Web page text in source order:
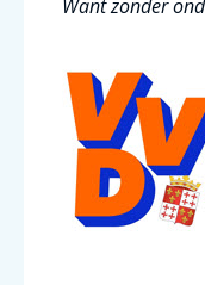
Want zonder